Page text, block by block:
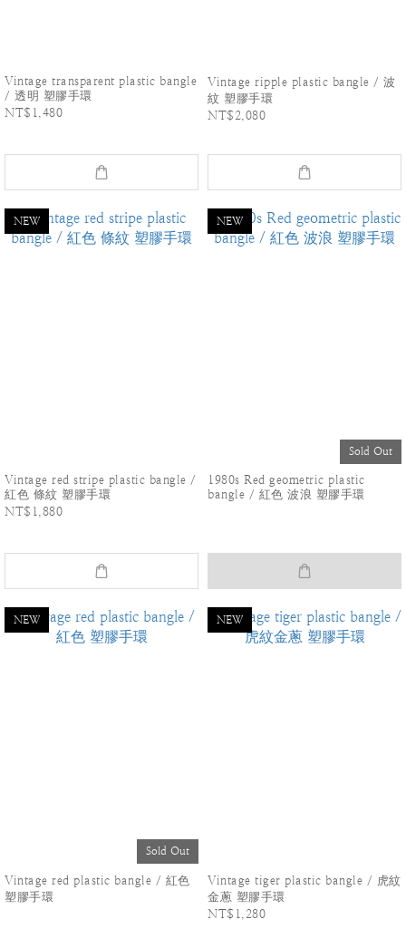
Vintage transparent plastic bangle
/ 透明 塑膠手環
NT$1,480
Vintage ripple plastic bangle / 波
紋 塑膠手環
NT$2,080
NEW
Vintage red stripe plastic bangle /
紅色 條紋 塑膠手環
NT$1,880
NEW
Sold Out
1980s Red geometric plastic
bangle / 紅色 波浪 塑膠手環
NEW
Sold Out
Vintage red plastic bangle / 紅色
塑膠手環
NEW
Vintage tiger plastic bangle / 虎紋
金蔥 塑膠手環
NT$1,280